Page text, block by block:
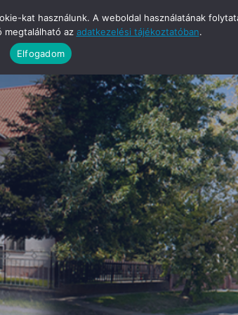
kat használunk. A weboldal használatának
megtalálható az adatkezelési tájékoztatóban.
Elfogadom